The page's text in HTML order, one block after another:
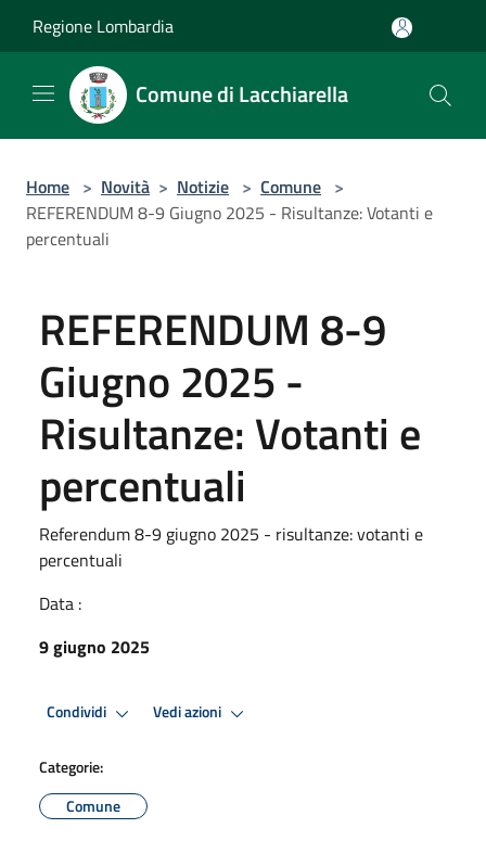
Regione Lombardia
Comune di Lacchiarella
Home > Novità > Notizie > Comune >
REFERENDUM 8-9 Giugno 2025 - Risultanze: Votanti e
percentuali
REFERENDUM 8-9
Giugno 2025 -
Risultanze: Votanti e
percentuali
Referendum 8-9 giugno 2025 - risultanze: votanti e
percentuali
Data :
9 giugno 2025
Condividi Vedi azioni
Categorie:
Comune